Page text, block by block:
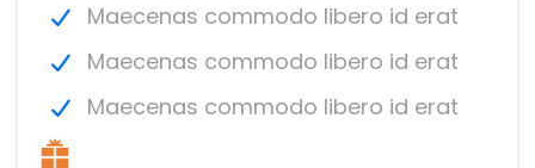
Maecenas commodo libero id erat
Maecenas commodo libero id erat
Maecenas commodo libero id erat